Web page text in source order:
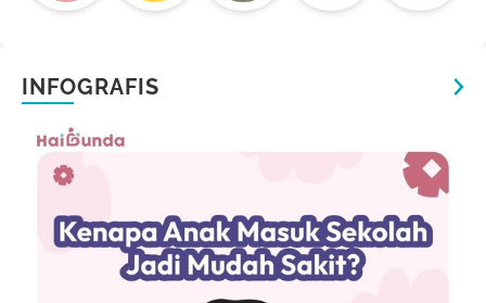
INFOGRAFIS